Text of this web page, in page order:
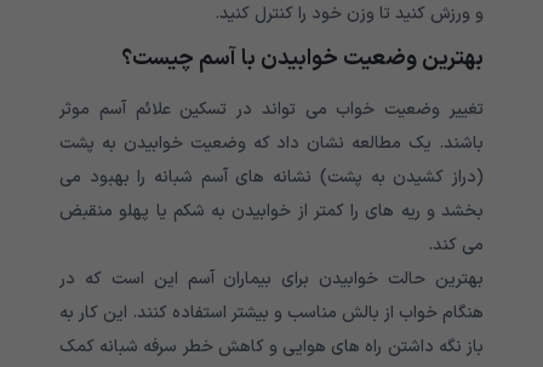
و ورزش کنید تا وزن خود را کنترل کنید.
بهترین وضعیت خوابیدن با آسم چیست؟
تغییر وضعیت خواب می تواند در تسکین علائم آسم موثر
باشند. یک مطالعه نشان داد که وضعیت خوابیدن به پشت
(دراز کشیدن به پشت) نشانه های آسم شبانه را بهبود می
بخشد و ریه های را کمتر از خوابیدن به شکم یا پهلو منقبض
می کند.
بهترین حالت خوابیدن برای بیماران آسم این است که در
هنگام خواب از بالش مناسب و بیشتر استفاده کنند. این کار به
باز نگه داشتن راه های هوایی و کاهش خطر سرفه شبانه کمک